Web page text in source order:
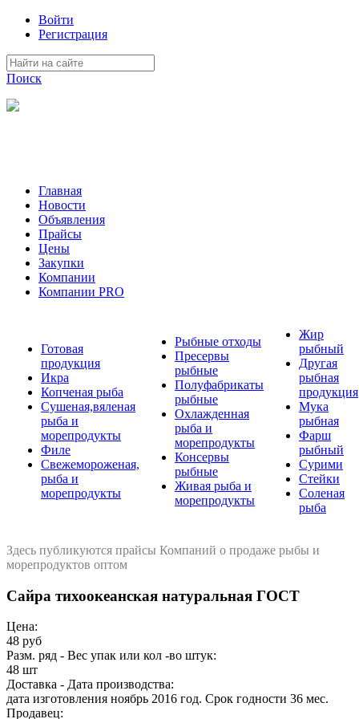
Войти
Регистрация
Поиск
Главная
Новости
Объявления
Прайсы
Цены
Закупки
Компании
Компании PRO
Готовая
продукция
Икра
Копченая рыба
Сушеная,вяленая
рыба и
морепродукты
Филе
Свежемороженая,
рыба и
морепродукты
Рыбные отходы
Пресервы
рыбные
Полуфабрикаты
рыбные
Охлажденная
рыба и
морепродукты
Консервы
рыбные
Живая рыба и
морепродукты
Жир
рыбный
Другая
рыбная
продукция
Мука
рыбная
Фарш
рыбный
Сурими
Стейки
Соленая
рыба
Здесь публикуются прайсы Компаний о продаже рыбы и
морепродуктов оптом
Сайра тихоокеанская натуральная ГОСТ
Цена:
48 руб
Разм. ряд - Вес упак или кол -во штук:
48 шт
Доставка - Дата производства:
дата изготовления ноябрь 2016 год. Срок годности 36 мес.
Продавец: